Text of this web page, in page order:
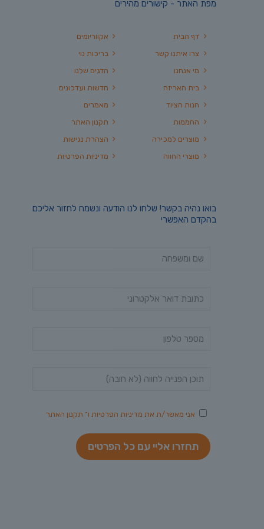
מפת האתר - קישורים מהירים
אקווריומים
בריכות נוי
הדגים שלנו
חדשות ועדכונים
מאמרים
תקנון האתר
הצהרת נגישות
מדיניות הפרטיות
דף הבית
צרו איתנו קשר
מי אנחנו
בית האריזה
חנות הציוד
החממות
מוצרים למכירה
מוצרי החווה
בואו נהיה בקשר! שלחו לנו הודעה ונשמח לחזור אליכם
בהקדם האפשרי
אני מאשר/ת את מדיניות הפרטיות ו־ תקנון האתר